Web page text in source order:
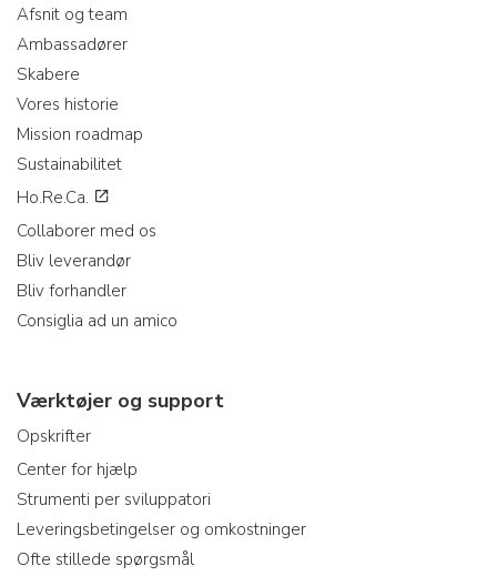
Afsnit og team
Ambassadører
Skabere
Vores historie
Mission roadmap
Sustainabilitet
Ho.Re.Ca.
Collaborer med os
Bliv leverandør
Bliv forhandler
Consiglia ad un amico
Værktøjer og support
Opskrifter
Center for hjælp
Strumenti per sviluppatori
Leveringsbetingelser og omkostninger
Ofte stillede spørgsmål